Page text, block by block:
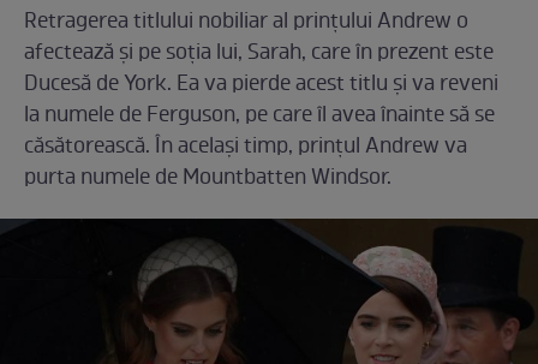
Retragerea titlului nobiliar al prințului Andrew o
afectează și pe soția lui, Sarah, care în prezent este
Ducesă de York. Ea va pierde acest titlu și va reveni
la numele de Ferguson, pe care îl avea înainte să se
căsătorească. În același timp, prințul Andrew va
purta numele de Mountbatten Windsor.